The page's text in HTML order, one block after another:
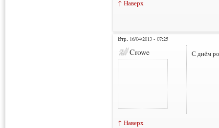
↑ Наверх
Втр, 16/04/2013 - 07:25
Crowe С днём
↑ Наверх